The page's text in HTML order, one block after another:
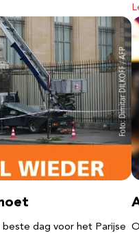
dag voor het Parijse